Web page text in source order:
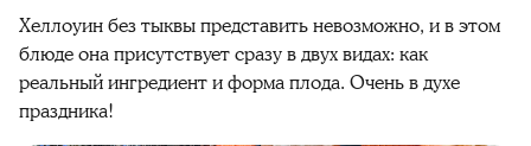
Хеллоуин без тыквы представить невозможно, и в этом
блюде она присутствует сразу в двух видах: как
реальный ингредиент и форма плода. Очень в духе
праздника!